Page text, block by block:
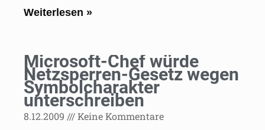
Weiterlesen »
Microsoft-Chef würde
Netzsperren-Gesetz wegen
Symbolcharakter
unterschreiben
8.12.2009 Keine Kommentare